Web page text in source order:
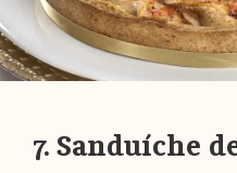
7. Sanduíche